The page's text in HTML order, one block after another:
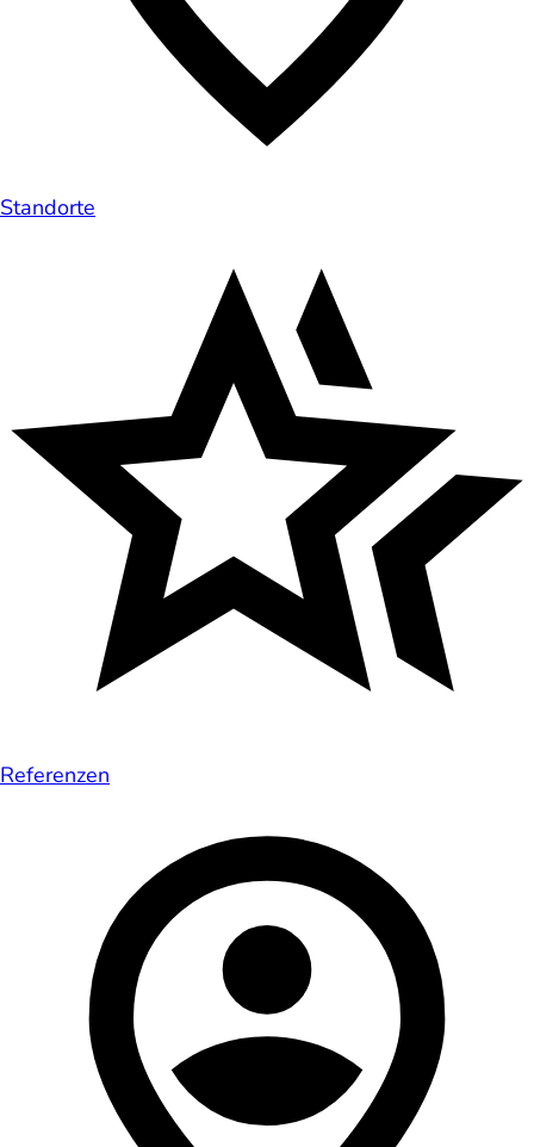
Standorte
Referenzen